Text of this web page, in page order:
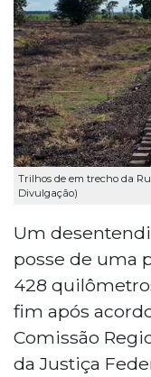
Trilhos de em trecho da
Divulgação)
Um
posse de uma
428
fim após
Comissão
da Justiça